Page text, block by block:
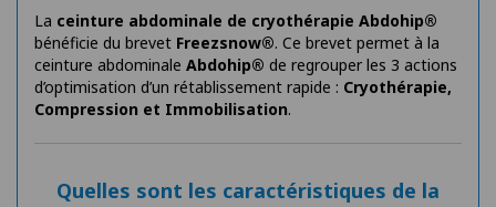
La ceinture abdominale de cryothérapie Abdohip®
bénéficie du brevet Freezsnow®. Ce brevet permet à la
ceinture abdominale Abdohip® de regrouper les 3 actions
d’optimisation d’un rétablissement rapide : Cryothérapie,
Compression et Immobilisation.
Quelles sont les caractéristiques de la